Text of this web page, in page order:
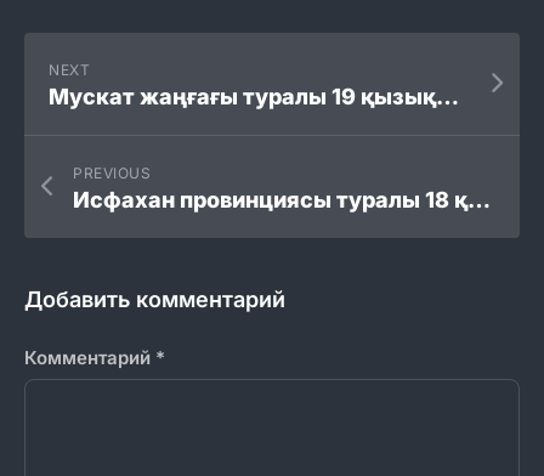
NEXT
Мускат жаңғағы туралы 19 қызықты мәліметтер
PREVIOUS
Исфахан провинциясы туралы 18 қызықты мәліметтер
Добавить комментарий
Комментарий *